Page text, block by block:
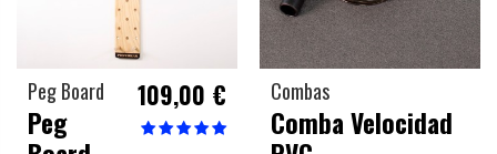
Peg Board
Peg
109,00 € Combas
Comba Velocidad